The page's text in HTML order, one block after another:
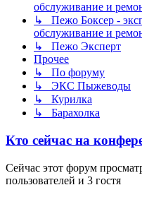
обслуживание и
↳ Пежо Боксер -
обслуживание и
↳ Пежо Эксперт
Прочее
↳ По форуму
↳ ЭКС Пыжеводы
↳ Курилка
↳ Барахолка
Кто сейчас на
Сейчас этот форум
пользователей и 3 гостя